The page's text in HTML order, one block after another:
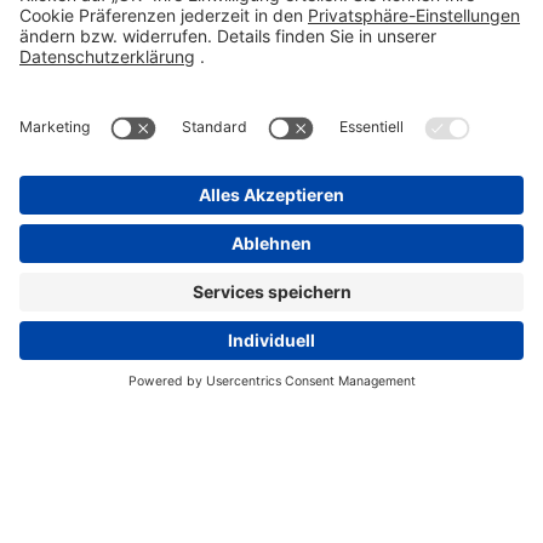
Kontakt
Compliance Reporting Portal ⧉
FOLGEN SIE UNS
Datenschutz
Disclaimer
Pflichtangaben